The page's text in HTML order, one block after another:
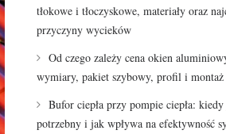
tłokowe i tłoczyskowe, materiały oraz
przyczyny wycieków
Od czego zależy cena okien
wymiary, pakiet szybowy, profil i montaż
Bufor ciepła przy pompie ciepła:
potrzebny i jak wpływa na efektywność